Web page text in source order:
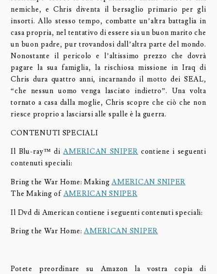
nemiche, e Chris diventa il bersaglio primario per gli
insorti. Allo stesso tempo, combatte un’altra battaglia in
casa propria, nel tentativo di essere sia un buon marito che
un buon padre, pur trovandosi dall’altra parte del mondo.
Nonostante il pericolo e l’altissimo prezzo che dovrà
pagare la sua famiglia, la rischiosa missione in Iraq di
Chris dura quattro anni, incarnando il motto dei SEAL,
“che nessun uomo venga lasciato indietro”. Una volta
tornato a casa dalla moglie, Chris scopre che ciò che non
riesce proprio a lasciarsi alle spalle è la guerra.
CONTENUTI SPECIALI
Il Blu-ray™ diAMERICAN SNIPER contiene i seguenti
contenuti speciali:
Bring the War Home: MakingAMERICAN SNIPER
The Making of AMERICAN SNIPER
Il Dvd di American contiene i seguenti contenuti speciali:
Bring the War Home:AMERICAN SNIPER
Potete preordinare su Amazon la vostra copia di